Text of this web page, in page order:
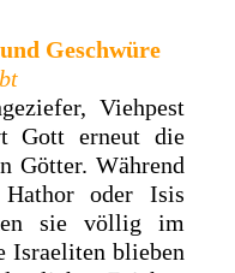
Geschwüre
Viehpest
Gott erneut die
Götter. Während
oder Isis
sie völlig im
Israeliten blieben